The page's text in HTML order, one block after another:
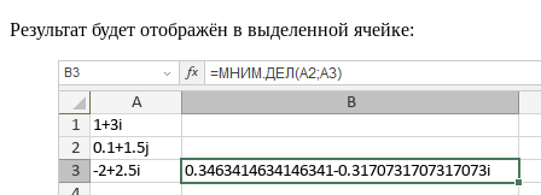
Результат будет отображён в выделенной ячейке: